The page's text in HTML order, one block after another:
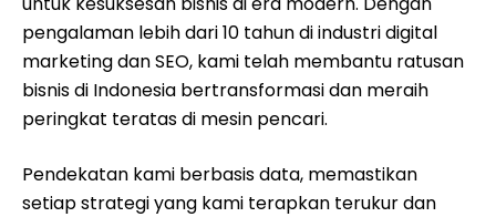
pengalaman lebih dari 10 tahun di industri digital
marketing dan SEO, kami telah membantu ratusan
bisnis di Indonesia bertransformasi dan meraih
peringkat teratas di mesin pencari.
Pendekatan kami berbasis data, memastikan
setiap strategi yang kami terapkan terukur dan